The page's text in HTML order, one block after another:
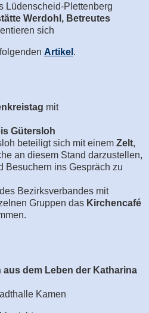
Lüdenscheid‐Plettenberg
Werdohl, Betreutes
sich
Artikel .
mit
Gütersloh
beteiligt sich mit einem Zelt,
an diesem Stand darzustellen,
Besuchern ins Gespräch zu
Bezirksverbandes mit
Gruppen das Kirchencafé
dem Leben der Katharina
Kamen